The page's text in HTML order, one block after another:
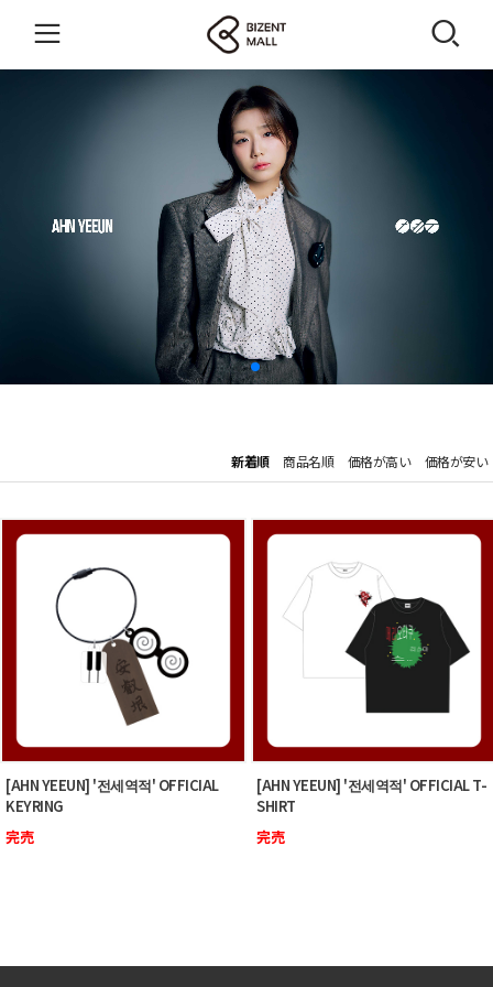
新着順 商品名順 価格が高い 価格が安い
[AHN YEEUN] '전세역적' OFFICIAL
KEYRING
完売
[AHN YEEUN] '전세역적' OFFICIAL T-
SHIRT
完売